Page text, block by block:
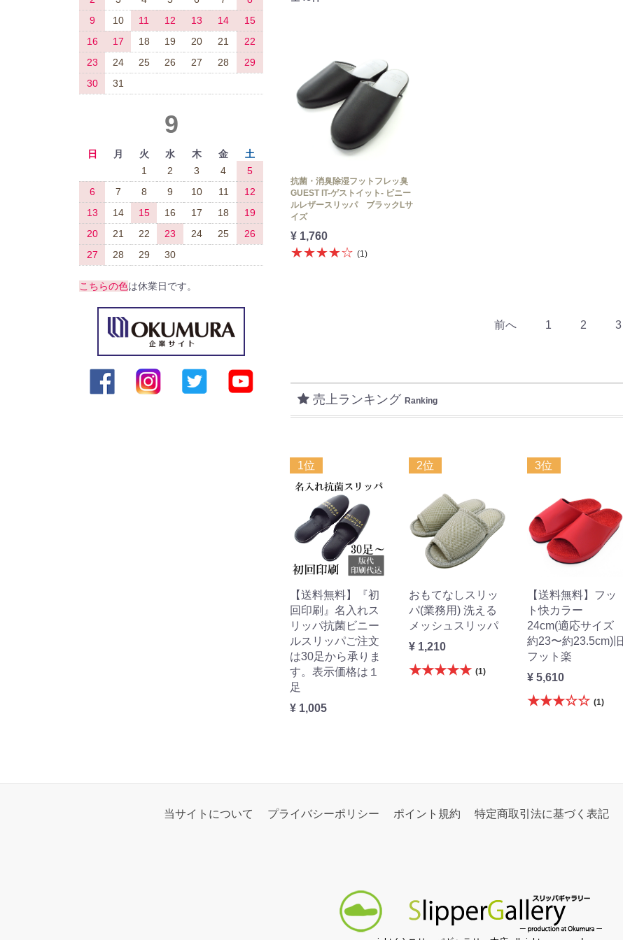
9
10 11 12 13 14
15
16
17 18 19 20 21
22
23
24 25 26 27 28
29
30
31
9
日 月 火 水 木 金
土
1
2 3 4
5
6
7 8 9 10 11
12
13
14 15 16 17 18
19
20
21 22 23 24 25
26
27
28 29 30
こちらの色は休業日です。
抗菌・消臭除湿フットフレッ臭
GUEST IT-ゲストイット- ビニー
ルレザースリッパ ブラックLサ
イズ
¥ 1,760
★★★★☆ (1)
前へ 1 2 3
売上ランキング Ranking
1位
【送料無料】『初
回印刷』名入れス
リッパ抗菌ビニー
ルスリッパご注文
は30足から承りま
す。表示価格は１
足
¥ 1,005
2位
おもてなしスリッ
パ(業務用) 洗える
メッシュスリッパ
¥ 1,210
★★★★★ (1)
3位
【送料無料】フッ
ト快カラー
24cm(適応サイズ
約23〜約23.5cm)旧
フット楽
¥ 5,610
★★★☆☆(1)
当サイトについて プライバシーポリシー ポイント規約 特定商取引法に基づく表記